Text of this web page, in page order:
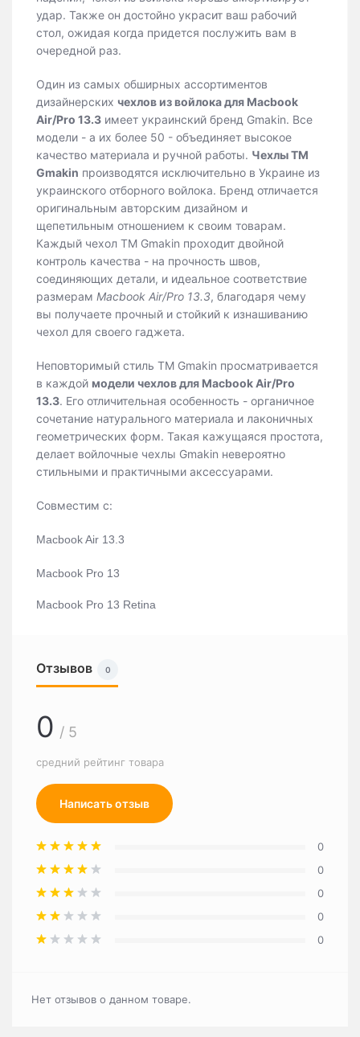
удар. Также он достойно украсит ваш рабочий
стол, ожидая когда придется послужить вам в
очередной раз.
Один из самых обширных ассортиментов
дизайнерских чехлов из войлока для Macbook
Air/Pro 13.3 имеет украинский бренд Gmakin. Все
модели - а их более 50 - объединяет высокое
качество материала и ручной работы. Чехлы ТМ
Gmakin производятся исключительно в Украине из
украинского отборного войлока. Бренд отличается
оригинальным авторским дизайном и
щепетильным отношением к своим товарам.
Каждый чехол ТМ Gmakin проходит двойной
контроль качества - на прочность швов,
соединяющих детали, и идеальное соответствие
размерам Macbook Air/Pro 13.3, благодаря чему
вы получаете прочный и стойкий к изнашиванию
чехол для своего гаджета.
Неповторимый стиль ТМ Gmakin просматривается
в каждой модели чехлов для Macbook Air/Pro
13.3. Его отличительная особенность - органичное
сочетание натурального материала и лаконичных
геометрических форм. Такая кажущаяся простота,
делает войлочные чехлы Gmakin невероятно
стильными и практичными аксессуарами.
Совместим с:
Macbook Air 13.3
Macbook Pro 13
Macbook Pro 13 Retina
Отзывов 0
0 / 5
средний рейтинг товара
Написать отзыв
0
0
0
0
0
Нет отзывов о данном товаре.